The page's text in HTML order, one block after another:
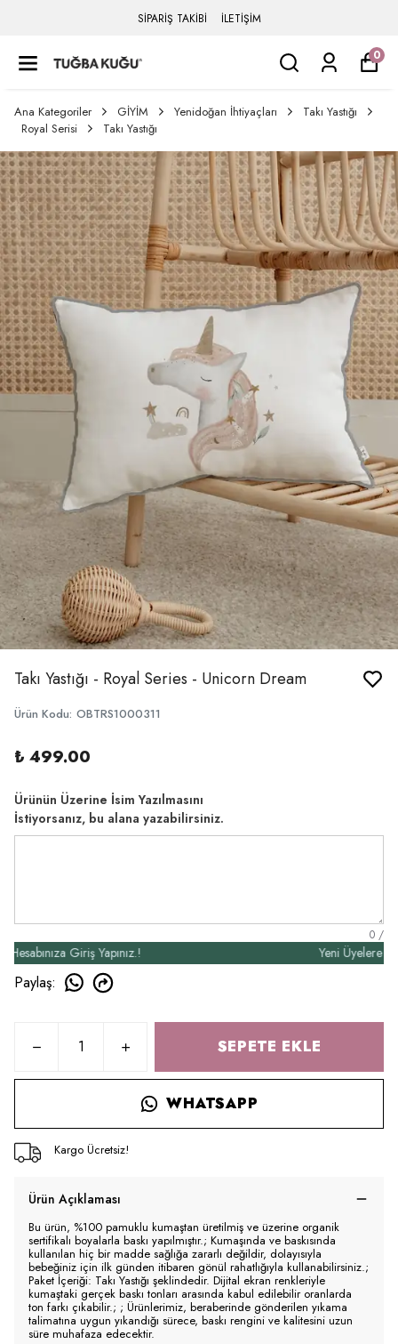
SİPARİŞ TAKİBİ İLETİŞİM
0
Ana Kategoriler GİYİM Yenidoğan İhtiyaçları
Takı Yastığı
Royal Serisi
Takı Yastığı
Takı Yastığı - Royal Series - Unicorn Dream
Ürün Kodu: OBTRS1000311
₺ 499.00
Ürünün Üzerine İsim Yazılmasını
İstiyorsanız, bu alana yazabilirsiniz.
0 /
Giriş Yapınız.! Yeni Üyelere Özel
Paylaş:
SEPETE EKLE
WHATSAPP
Kargo Ücretsiz!
Ürün Açıklaması
Bu ürün, %100 pamuklu kumaştan üretilmiş ve üzerine organik
sertifikalı boyalarla baskı yapılmıştır.; Kumaşında ve baskısında
kullanılan hiç bir madde sağlığa zararlı değildir, dolayısıyla
bebeğiniz için ilk günden itibaren gönül rahatlığıyla kullanabilirsiniz.;
Paket İçeriği: Takı Yastığı şeklindedir. Dijital ekran renkleriyle
kumaştaki gerçek baskı tonları arasında kabul edilebilir oranlarda
ton farkı çıkabilir.; ; Ürünlerimiz, beraberinde gönderilen yıkama
talimatına uygun yıkandığı sürece, baskı rengini ve kalitesini uzun
süre muhafaza edecektir.